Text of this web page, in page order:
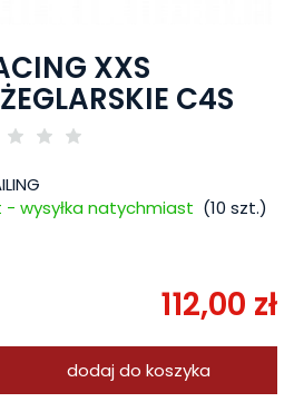
XXS
C4S
- wysyłka natychmiast (10 szt.)
112,00 zł
dodaj do koszyka